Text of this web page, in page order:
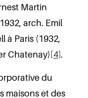
Martin
arch. Emil
à Paris (1932,
Chatenay)[4].
du
maisons et des